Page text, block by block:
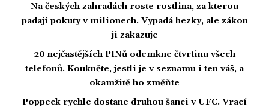
Na českých zahradách roste rostlina, za kterou
padají pokuty v milionech. Vypadá hezky, ale zákon
ji zakazuje
20 nejčastějších PINů odemkne čtvrtinu všech
telefonů. Koukněte, jestli je v seznamu i ten váš, a
okamžitě ho změňte
Poppeck rychle dostane druhou šanci v UFC. Vrací